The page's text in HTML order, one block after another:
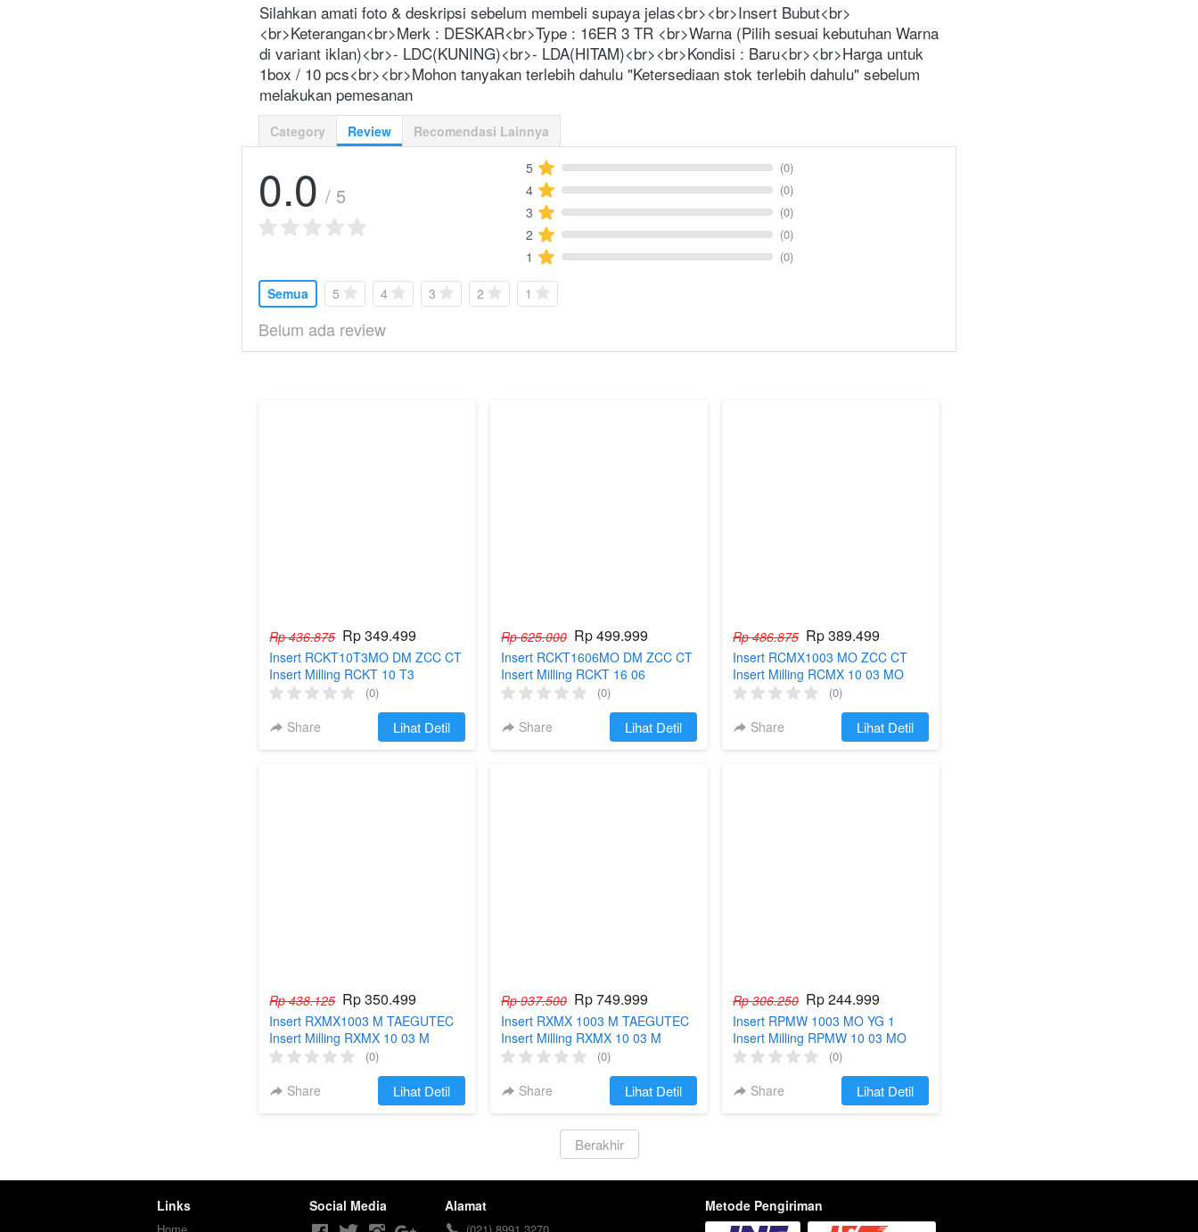
Silahkan amati foto & deskripsi sebelum membeli supaya jelas<br><br>Insert Bubut<br>
<br>Keterangan<br>Merk : DESKAR<br>Type : 16ER 3 TR <br>Warna (Pilih sesuai kebutuhan Warna
di variant iklan)<br>- LDC(KUNING)<br>- LDA(HITAM)<br><br>Kondisi : Baru<br><br>Harga untuk
1box / 10 pcs<br><br>Mohon tanyakan terlebih dahulu "Ketersediaan stok terlebih dahulu" sebelum
melakukan pemesanan
Category Review Recomendasi Lainnya
0.0 / 5
5 (0)
4 (0)
3 (0)
2 (0)
1 (0)
Semua 5 4 3 2 1
Belum ada review
Rp 436.875 Rp 349.499
Insert RCKT10T3MO DM ZCC CT
Insert Milling RCKT 10 T3
RCKT10T3MO-DM
(0)
Share `
Lihat Detil
Rp 625.000 Rp 499.999
Insert RCKT1606MO DM ZCC CT
Insert Milling RCKT 16 06
RCKT1606MO-DM
(0)
Share `Lihat Detil
Rp 486.875 Rp 389.499
Insert RCMX1003 MO ZCC CT
Insert Milling RCMX 10 03 MO
RCMX1003M0
(0)
Share `Lihat Detil
Rp 438.125 Rp 350.499
Insert RXMX1003 M TAEGUTEC
Insert Milling RXMX 10 03 M
RXMX1003M
(0)
Share `
Lihat Detil
Rp 937.500 Rp 749.999
Insert RXMX 1003 M TAEGUTEC
Insert Milling RXMX 10 03 M
RXMX1003M ORI(0)
Share `Lihat Detil
Rp 306.250 Rp 244.999
Insert RPMW 1003 MO YG 1
Insert Milling RPMW 10 03 MO
RPMW1003M0
(0)
Share `Lihat Detil
`Berakhir
Links Social Media Alamat Metode Pengiriman